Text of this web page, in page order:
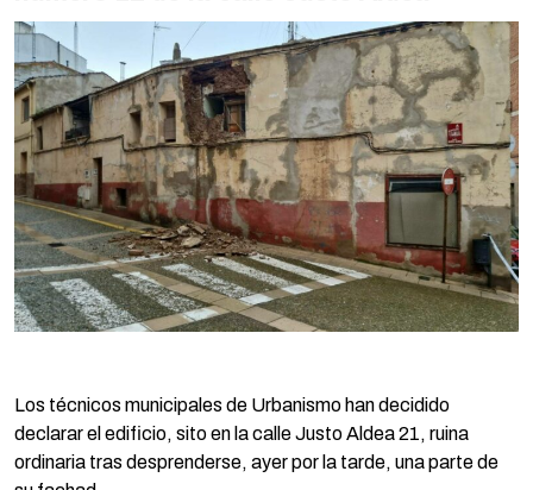
Los técnicos municipales de Urbanismo han decidido
declarar el edificio, sito en la calle Justo Aldea 21, ruina
ordinaria tras desprenderse, ayer por la tarde, una parte de